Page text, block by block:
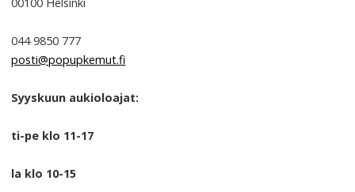
044 9850 777
posti@popupkemut.fi
Syyskuun aukioloajat:
ti-pe klo 11-17
la klo 10-15